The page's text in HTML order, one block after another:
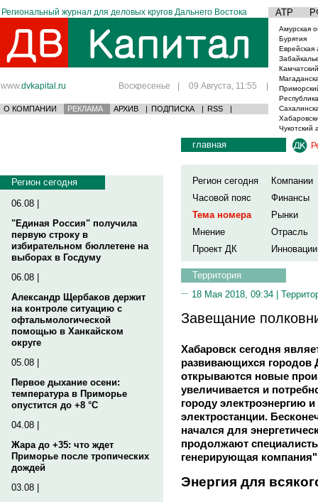
Региональный журнал для деловых кругов Дальнего Востока АТР
www.dvkapital.ru Воскресенье | 09 Августа, 11:55 |
О КОМПАНИИ РЕКЛАМА АРХИВ | ПОДПИСКА | RSS |
Амурская
Бурятия
Еврейская
Чукотский
Регион сегодня
06.08 |
"Единая Россия" получила
первую строку в
избирательном бюллетене на
выборах в Госдуму
06.08 |
Александр Щербаков держит
на контроле ситуацию с
офтальмологической
помощью в Ханкайском
округе
05.08 |
Первое дыхание осени:
температура в Приморье
опустится до +8 °C
04.08 |
Жара до +35: что ждет
Приморье после тропических
дождей
03.08 |
главная
Регион сегодня
Компании
Часовой пояс
Финансы
Тема номера
Рынки
Мнение
Отрасль
Проект ДК
Инновации
Территория
18 Мая 2018, 09:34 |
Завещание
Хабаровск сегодня
развивающихся городов
открываются новые
увеличивается и
городу электроэнергию
электростанции.
начался для
продолжают
генерирующая
Энергия для